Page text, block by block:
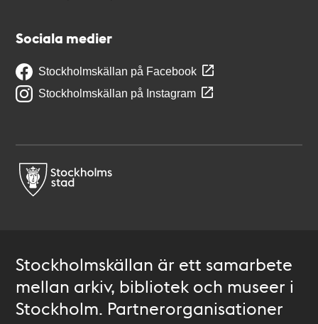
Sociala medier
Stockholmskällan på Facebook
Stockholmskällan på Instagram
Stockholmskällan är ett samarbete
mellan arkiv, bibliotek och museer i
Stockholm. Partnerorganisationer